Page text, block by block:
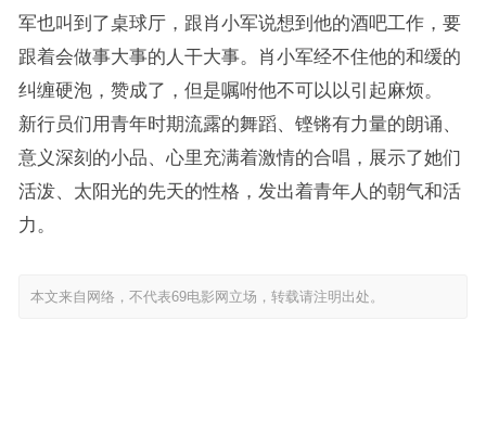
军也叫到了桌球厅，跟肖小军说想到他的酒吧工作，要
跟着会做事大事的人干大事。肖小军经不住他的和缓的
纠缠硬泡，赞成了，但是嘱咐他不可以以引起麻烦。
新行员们用青年时期流露的舞蹈、铿锵有力量的朗诵、
意义深刻的小品、心里充满着激情的合唱，展示了她们
活泼、太阳光的先天的性格，发出着青年人的朝气和活
力。
本文来自网络，不代表69电影网立场，转载请注明出处。